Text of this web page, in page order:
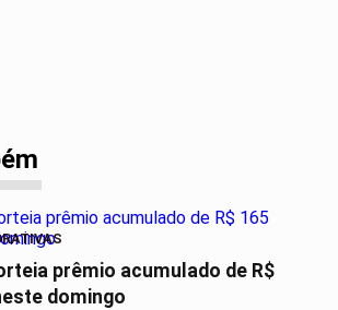
prêmio acumulado de R$
domingo